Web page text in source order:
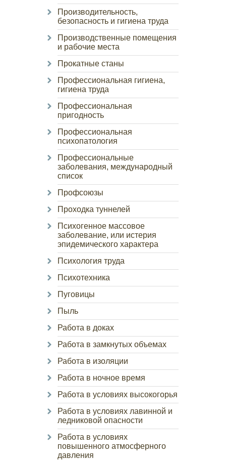
Производительность,
безопасность и гигиена труда
Производственные помещения
и рабочие места
Прокатные станы
Профессиональная гигиена,
гигиена труда
Профессиональная
пригодность
Профессиональная
психопатология
Профессиональные
заболевания, международный
список
Профсоюзы
Проходка туннелей
Психогенное массовое
заболевание, или истерия
эпидемического характера
Психология труда
Психотехника
Пуговицы
Пыль
Работа в доках
Работа в замкнутых объемах
Работа в изоляции
Работа в ночное время
Работа в условиях высокогорья
Работа в условиях лавинной и
ледниковой опасности
Работа в условиях
повышенного атмосферного
давления